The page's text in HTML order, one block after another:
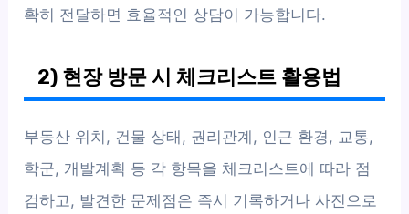
확히 전달하면 효율적인 상담이 가능합니다.
2) 현장 방문 시 체크리스트 활용법
부동산 위치, 건물 상태, 권리관계, 인근 환경, 교통,
학군, 개발계획 등 각 항목을 체크리스트에 따라 점
검하고, 발견한 문제점은 즉시 기록하거나 사진으로